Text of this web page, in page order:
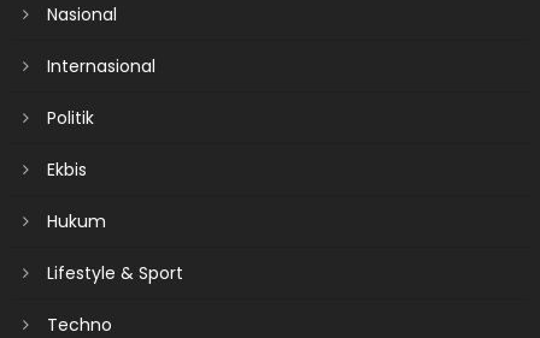
Nasional
Internasional
Politik
Ekbis
Hukum
Lifestyle & Sport
Techno